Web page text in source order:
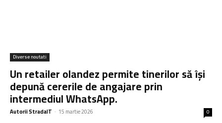
Diverse noutati
Un retailer olandez permite tinerilor să își
depună cererile de angajare prin
intermediul WhatsApp.
Autorii StradaIT - 15 martie 2026 0